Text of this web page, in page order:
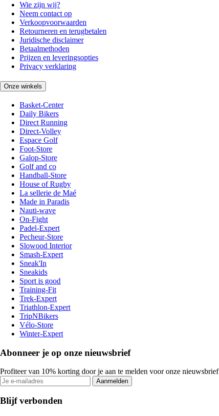
Wie zijn wij?
Neem contact op
Verkoopvoorwaarden
Retourneren en terugbetalen
Juridische disclaimer
Betaalmethoden
Prijzen en leveringsopties
Privacy verklaring
Onze winkels
Basket-Center
Daily Bikers
Direct Running
Direct-Volley
Espace Golf
Foot-Store
Galop-Store
Golf and co
Handball-Store
House of Rugby
La sellerie de Maé
Made in Paradis
Nauti-wave
On-Fight
Padel-Expert
Pecheur-Store
Slowood Interior
Smash-Expert
Sneak'In
Sneakids
Sport is good
Training-Fit
Trek-Expert
Triathlon-Expert
TripNBikers
Vélo-Store
Winter-Expert
Abonneer je op onze nieuwsbrief
Profiteer van 10% korting door je aan te melden voor onze nieuwsbrief
Aanmelden
Blijf verbonden